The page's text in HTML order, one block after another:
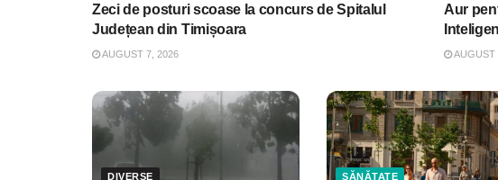
Zeci de posturi scoase la concurs de Spitalul
Județean din Timișoara
AUGUST 7, 2026
Aur
AUGUST
DIVERSE SĂNĂTATE